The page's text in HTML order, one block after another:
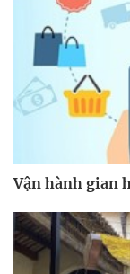
Vận hành gian